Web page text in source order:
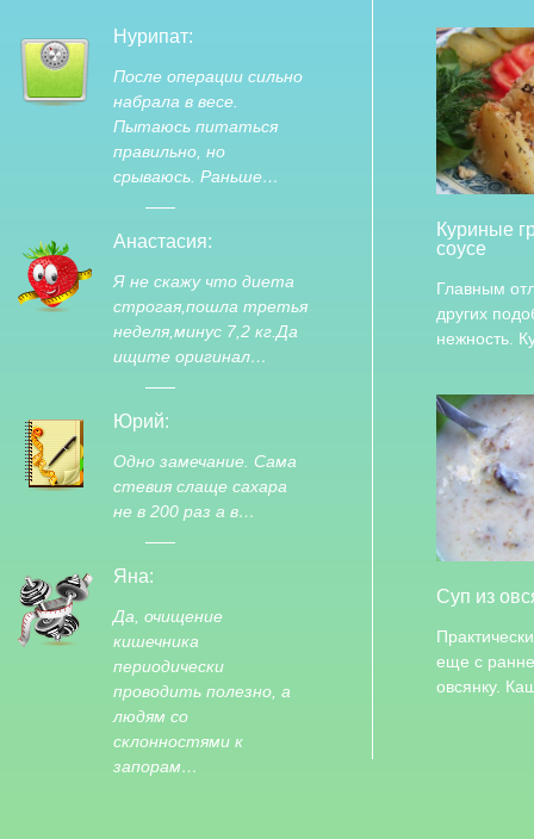
Нурипат:
После операции сильно
набрала в весе.
Пытаюсь питаться
правильно, но
срываюсь. Раньше…
Анастасия:
Я не скажу что диета
строгая,пошла третья
неделя,минус 7,2 кг.Да
ищите оригинал…
Юрий:
Одно замечание. Сама
стевия слаще сахара
не в 200 раз а в…
Яна:
Да, очищение
кишечника
периодически
проводить полезно, а
людям со
склонностями к
запорам…
Куриные
соусе
Главным
других
нежность.
Суп из
еще с
овсянку.